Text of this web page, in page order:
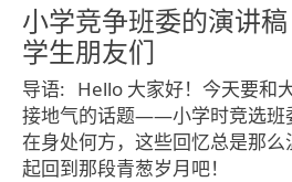
小学竞争班委的演讲
学生朋友们
导语: Hello 大家好！今天要和
接地气的话题——小学时竞选班
在身处何方，这些回忆总是那
起回到那段青葱岁月吧！